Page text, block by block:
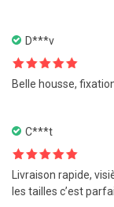
D***v
Note 5
5
Belle housse,
C***t
Note
5
Livraison rapide,
les tailles c’est